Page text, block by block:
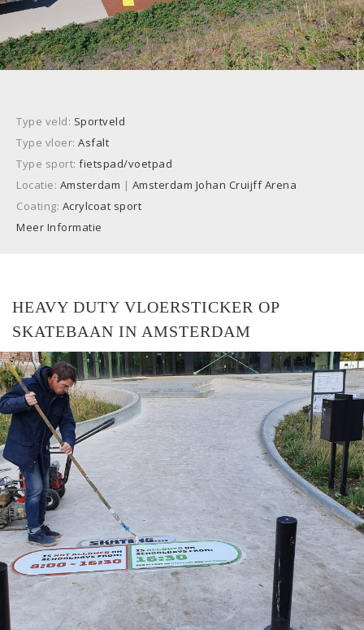
Type veld: Sportveld
Type vloer: Asfalt
Type sport: fietspad/voetpad
Locatie: Amsterdam | Amsterdam Johan Cruijff Arena
Coating: Acrylcoat sport
Meer Informatie
HEAVY DUTY VLOERSTICKER OP
SKATEBAAN IN AMSTERDAM